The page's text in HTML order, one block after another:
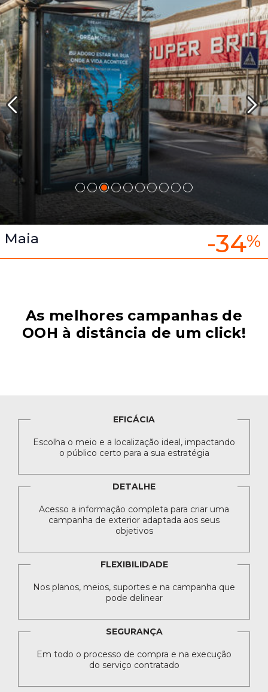
Maia -34%
As melhores campanhas de
OOH à distância de um click!
EFICÁCIA
Escolha o meio e a localização ideal, impactando
o público certo para a sua estratégia
DETALHE
Acesso a informação completa para criar uma
campanha de exterior adaptada aos seus
objetivos
FLEXIBILIDADE
Nos planos, meios, suportes e na campanha que
pode delinear
SEGURANÇA
Em todo o processo de compra e na execução
do serviço contratado